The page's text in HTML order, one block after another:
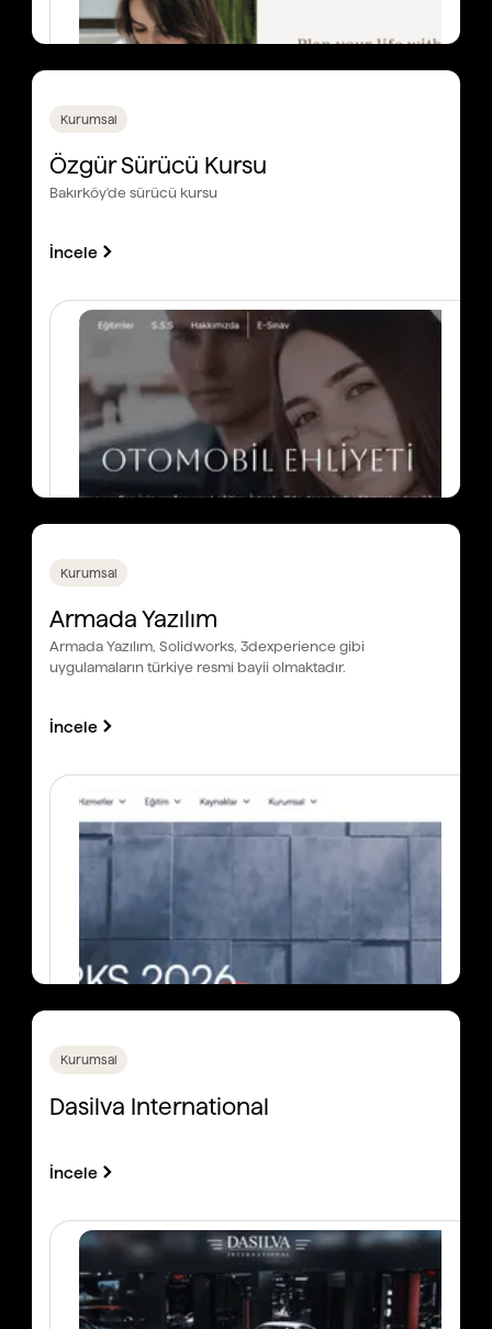
Kurumsal
Özgür Sürücü Kursu
Bakırköy'de sürücü kursu
İncele
Kurumsal
Armada Yazılım
Armada Yazılım, Solidworks, 3dexperience gibi
uygulamaların türkiye resmi bayii olmaktadır.
İncele
Kurumsal
Dasilva International
İncele